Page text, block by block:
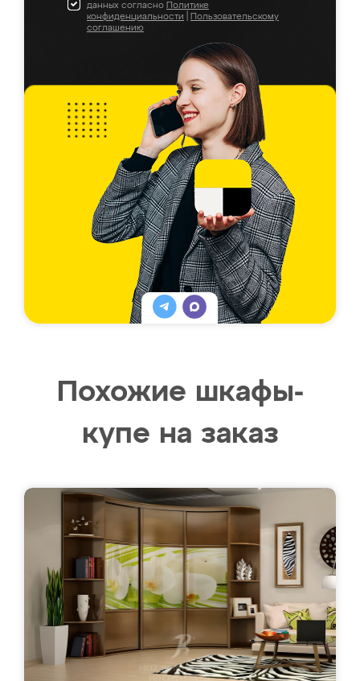
данных согласно Политике
конфиденциальности
Пользовательскому
соглашению
Похожие шкафы-
купе на заказ